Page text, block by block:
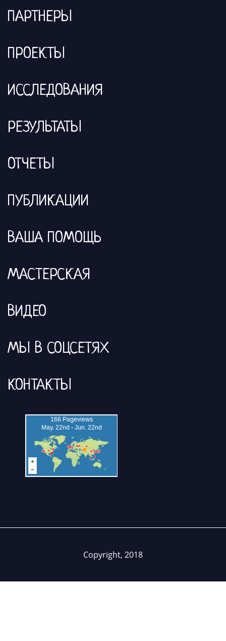
ПАРТНЕРЫ
ПРОЕКТЫ
ИССЛЕДОВАНИЯ
РЕЗУЛЬТАТЫ
ОТЧЕТЫ
ПУБЛИКАЦИИ
ВАША ПОМОЩЬ
МАСТЕРСКАЯ
ВИДЕО
МЫ В СОЦСЕТЯХ
КОНТАКТЫ
Copyright, 2018